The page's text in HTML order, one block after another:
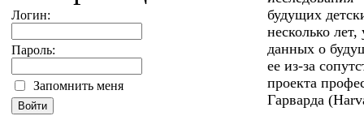
Логин:
Пароль:
Запомнить меня
будущих
несколько
данных о
ее из-за
проекта
Гарварда